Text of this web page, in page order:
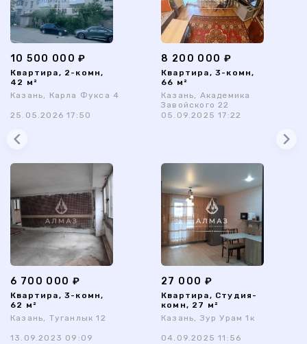
10 500 000 ₽
Квартира, 2-комн,
42 м²
Казань, Карла Фукса 4
25.05.2026 17:50
8 200 000 ₽
Квартира, 3-комн,
66 м²
Казань, Академика
Завойского 22
05.09.2025 17:22
6 700 000 ₽
Квартира, 3-комн,
62 м²
Казань, Туганлык 12
13.09.2023 09:09
27 000 ₽
Квартира, Студия-
комн, 27 м²
Казань, Зур Урам 1к
04.09.2025 11:56